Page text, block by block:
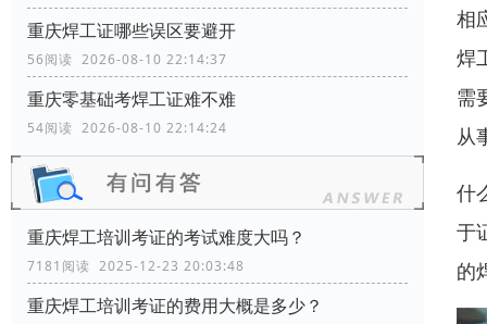
重庆焊工证哪些误区要避开
56阅读 2026-08-10 22:14:37
重庆零基础考焊工证难不难
54阅读 2026-08-10 22:14:24
重庆焊工培训考证的考试难度大吗？
7181阅读 2025-12-23 20:03:48
重庆焊工培训考证的费用大概是多少？
相
焊
需
从
什
于
的